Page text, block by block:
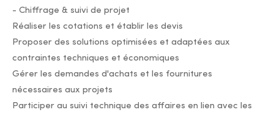
- Chiffrage & suivi de projet
Réaliser les cotations et établir les devis
Proposer des solutions optimisées et adaptées aux
contraintes techniques et économiques
Gérer les demandes d'achats et les fournitures
nécessaires aux projets
Participer au suivi technique des affaires en lien avec les